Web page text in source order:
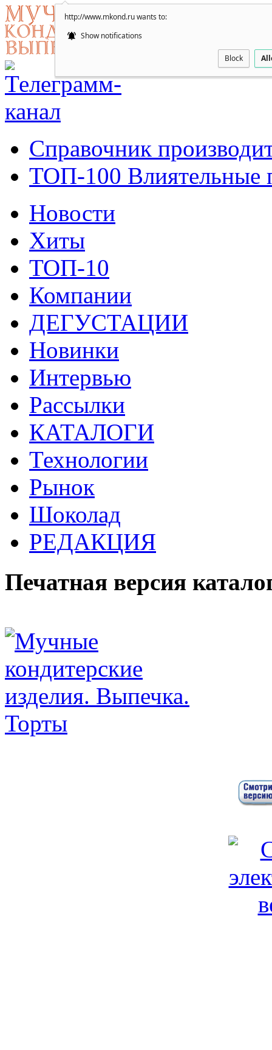
http://www.mkond.ru wants to:
Show notifications
Block
Справочник
ТОП-100 Влиятельные
Новости
Хиты
ТОП-10
Компании
ДЕГУСТАЦИИ
Новинки
Интервью
Рассылки
КАТАЛОГИ
Технологии
Рынок
Шоколад
РЕДАКЦИЯ
Печатная версия